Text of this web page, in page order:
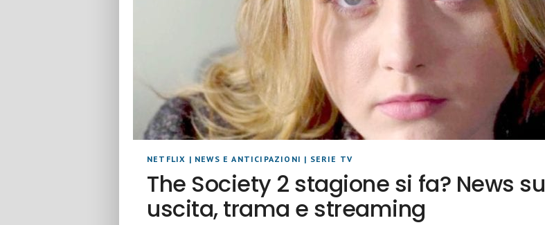
NETFLIX | NEWS E ANTICIPAZIONI | SERIE TV
The Society 2 stagione si fa? News su
uscita, trama e streaming